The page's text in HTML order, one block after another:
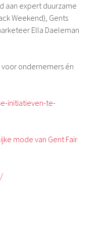
aan expert duurzame
Weekend), Gents
Ella Daeleman
voor ondernemers én
initiatieven-te-
mode van Gent Fair